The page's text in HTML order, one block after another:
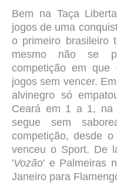
Bem na Taça
jogos de uma
o primeiro brasileiro
mesmo não se
competição em que
jogos sem vencer.
alvinegro só
Ceará em 1 a 1, na
segue sem
competição, desde
venceu o Sport. De
'Vozão' e Palmeiras
Janeiro para